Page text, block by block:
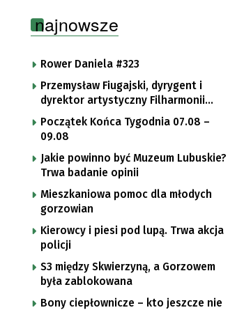
najnowsze
Rower Daniela #323
Przemysław Fiugajski, dyrygent i
dyrektor artystyczny Filharmonii
Gorzowskiej
Początek Końca Tygodnia 07.08 –
09.08
Jakie powinno być Muzeum Lubuskie?
Trwa badanie opinii
Mieszkaniowa pomoc dla młodych
gorzowian
Kierowcy i piesi pod lupą. Trwa akcja
policji
S3 między Skwierzyną, a Gorzowem
była zablokowana
Bony ciepłownicze – kto jeszcze nie